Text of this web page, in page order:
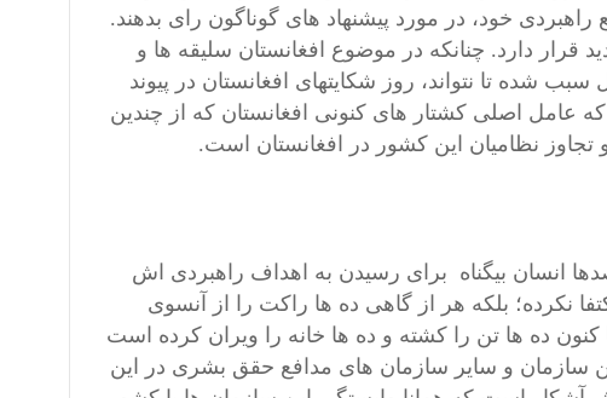
راهبردی خود، در مورد پیشنهاد های گوناگون رای بدهند.
قرار دارد. چنانکه در موضوع افغانستان سلیقه ها و
شده تا نتواند، روز شکایتهای افغانستان در پیوند
عامل اصلی کشتار های کنونی افغانستان که از چندین
نظامیان این کشور در افغانستان است.
صدها انسان بیگناه برای رسیدن به اهداف راهبردی اش
نکرده؛ بلکه هر از گاهی ده ها راکت را از آنسوی
ده ها تن را کشته و ده ها خانه را ویران کرده است
سازمان و سایر سازمان های مدافع حقق بشری در این